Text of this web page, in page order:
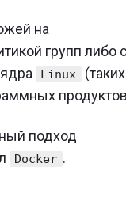
на
групп либо
Linux
(таких
подход
Docker .